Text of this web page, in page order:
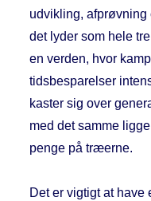
udvikling, afprøvning
det lyder som hele
en verden, hvor
tidsbesparelser
kaster sig over
med det samme
penge på træerne.
Det er vigtigt at have